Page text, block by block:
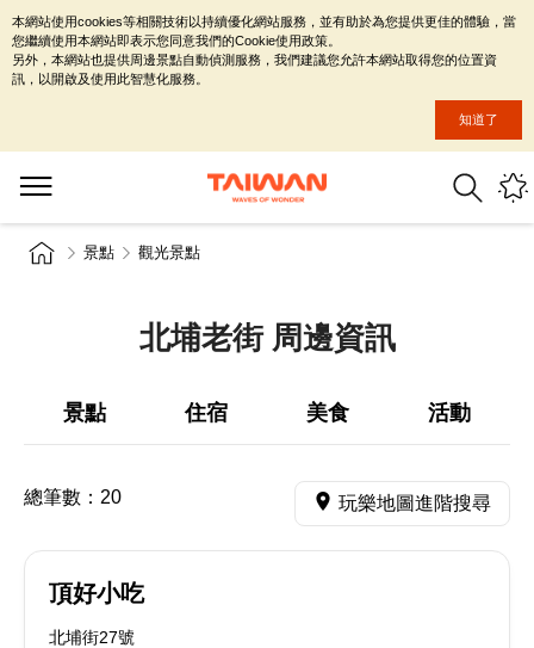
景點 觀光景點
北埔老街 周邊資訊
景點 住宿 美食 活動
總筆數： 20 玩樂地圖進階搜尋
頂好小吃
北埔街27號
本網站使用cookies等相關技術以持續優化網站服務，並有助於為您提供更佳的體驗，當
您繼續使用本網站即表示您同意我們的Cookie使用政策。
另外，本網站也提供周邊景點自動偵測服務，我們建議您允許本網站取得您的位置資
訊，以開啟及使用此智慧化服務。
知道了